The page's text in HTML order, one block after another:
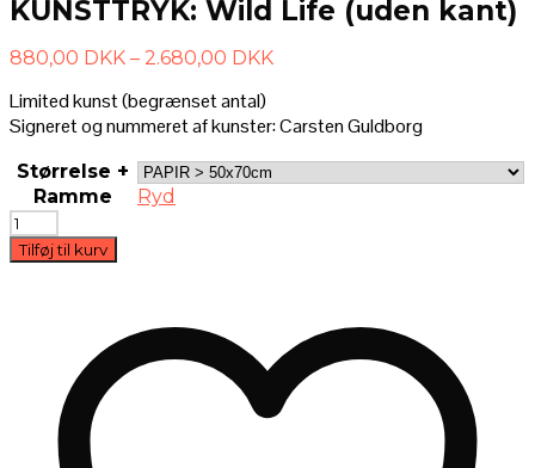
KUNSTTRYK: Wild Life (uden kant)
880,00 DKK – 2.680,00 DKKPrisinterval:
2.680,00 DKK
Limited kunst (begrænset antal)
Signeret og nummeret af kunster: Carsten Guldborg
Størrelse +
Ramme
Ryd
KUNSTTRYK:
Wild
Life
Tilføj til kurv